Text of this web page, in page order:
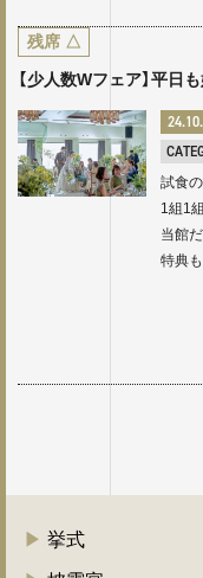
残席 △
【少人数Wフェア】平
試食
1組1
当館
特典
挙式